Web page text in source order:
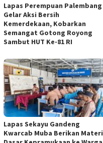
Lapas Perempuan Palembang
Gelar Aksi Bersih
Kemerdekaan, Kobarkan
Semangat Gotong Royong
Sambut HUT Ke-81 RI
Lapas Sekayu Gandeng
Kwarcab Muba Berikan Materi